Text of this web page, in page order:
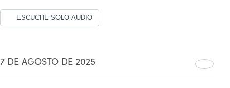
ESCUCHE SOLO AUDIO
7 DE AGOSTO DE 2025